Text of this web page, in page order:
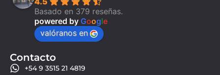
Basado en 379 reseñas.
powered by Google
valóranos en
Contacto
+54 9 3515 21 4819